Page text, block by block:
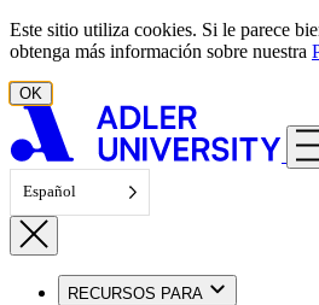
Ir al contenido
Este sitio utiliza cookies. Si le parece
obtenga más información sobre nuestra
OK
Español
RECURSOS PARA